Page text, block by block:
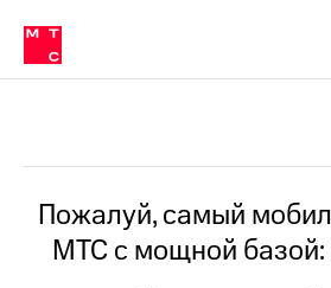
связь
Сервисы и подписки
30% на связь
кабинеты
Мобильная
и
Спутниковое
ТВ
в МТС
Услуги
Пожалуй, самый
МТС с мощной